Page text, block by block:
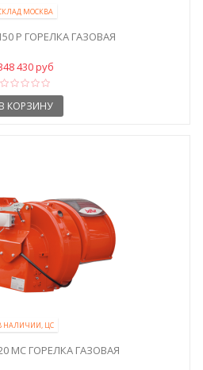
МОСКВА
P ГОРЕЛКА ГАЗОВАЯ
430 руб
В КОРЗИНУ
НАЛИЧИИ, ЦС
MC ГОРЕЛКА ГАЗОВАЯ